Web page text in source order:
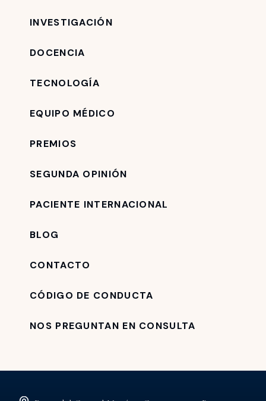
INVESTIGACIÓN
DOCENCIA
TECNOLOGÍA
EQUIPO MÉDICO
PREMIOS
SEGUNDA OPINIÓN
PACIENTE INTERNACIONAL
BLOG
CONTACTO
CÓDIGO DE CONDUCTA
NOS PREGUNTAN EN CONSULTA